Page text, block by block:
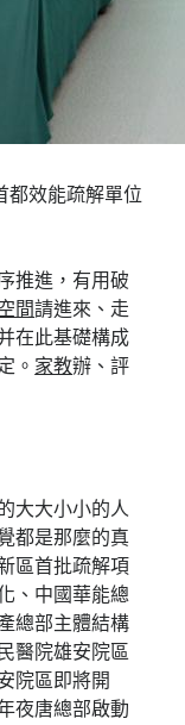
都效能疏解單位
推進，有用破
間請進來、走
在此基礎構成
。 家教辦、評
大大小小的人
都是那麼的真
區首批疏解項
、中國華能總
總部主體結構
醫院雄安院區
院區即將開
夜唐總部啟動